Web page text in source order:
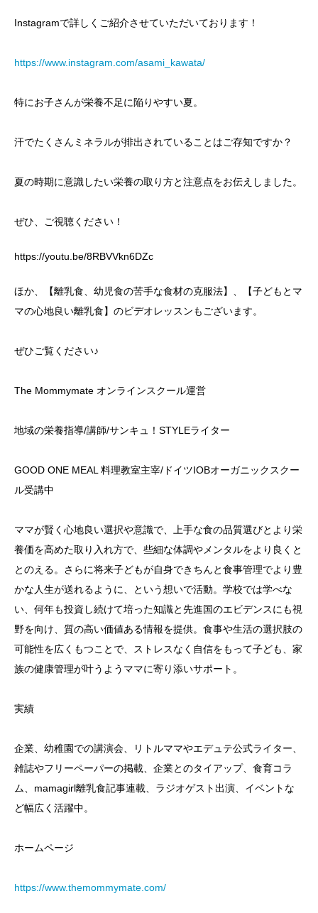
Instagramで詳しくご紹介させていただいております！
https://www.instagram.com/asami_kawata/
特にお子さんが栄養不足に陥りやすい夏。
汗でたくさんミネラルが排出されていることはご存知ですか？
夏の時期に意識したい栄養の取り方と注意点をお伝えしました。
ぜひ、ご視聴ください！
https://youtu.be/8RBVVkn6DZc
ほか、【離乳食、幼児食の苦手な食材の克服法】、【子どもとマ
マの心地良い離乳食】のビデオレッスンもございます。
ぜひご覧ください♪
The Mommymate オンラインスクール運営
地域の栄養指導/講師/サンキュ！STYLEライター
GOOD ONE MEAL 料理教室主宰/ドイツIOBオーガニックスクー
ル受講中
ママが賢く心地良い選択や意識で、上手な食の品質選びとより栄
養価を高めた取り入れ方で、些細な体調やメンタルをより良くと
とのえる。さらに将来子どもが自身できちんと食事管理でより豊
かな人生が送れるように、という想いで活動。学校では学べな
い、何年も投資し続けて培った知識と先進国のエビデンスにも視
野を向け、質の高い価値ある情報を提供。食事や生活の選択肢の
可能性を広くもつことで、ストレスなく自信をもって子ども、家
族の健康管理が叶うようママに寄り添いサポート。
実績
企業、幼稚園での講演会、リトルママやエデュテ公式ライター、
雑誌やフリーペーパーの掲載、企業とのタイアップ、食育コラ
ム、mamagirl離乳食記事連載、ラジオゲスト出演、イベントな
ど幅広く活躍中。
ホームページ
https://www.themommymate.com/